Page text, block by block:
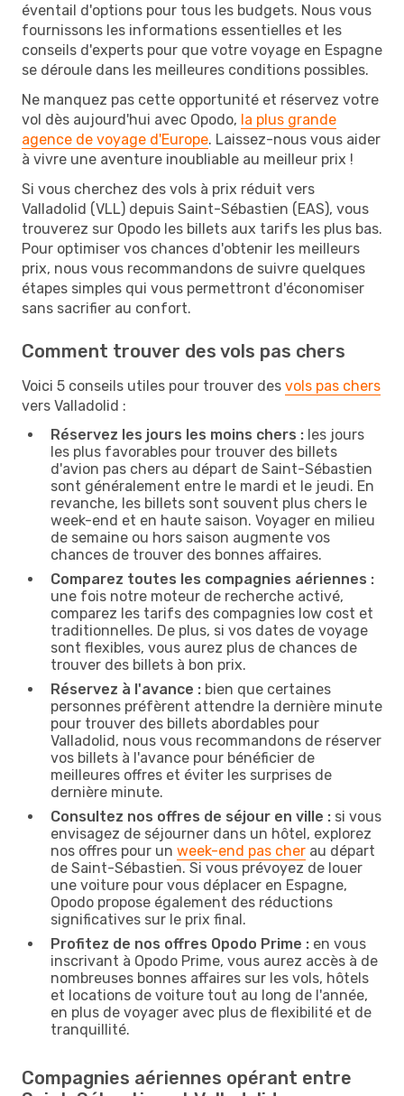
éventail d'options pour tous les budgets. Nous vous
fournissons les informations essentielles et les
conseils d'experts pour que votre voyage en Espagne
se déroule dans les meilleures conditions possibles.
Ne manquez pas cette opportunité et réservez votre
vol dès aujourd'hui avec Opodo, la plus grande
agence de voyage d'Europe. Laissez-nous vous aider
à vivre une aventure inoubliable au meilleur prix !
Si vous cherchez des vols à prix réduit vers
Valladolid (VLL) depuis Saint-Sébastien (EAS), vous
trouverez sur Opodo les billets aux tarifs les plus bas.
Pour optimiser vos chances d'obtenir les meilleurs
prix, nous vous recommandons de suivre quelques
étapes simples qui vous permettront d'économiser
sans sacrifier au confort.
Comment trouver des vols pas chers
Voici 5 conseils utiles pour trouver des vols pas chers
vers Valladolid :
Réservez les jours les moins chers : les jours
les plus favorables pour trouver des billets
d'avion pas chers au départ de Saint-Sébastien
sont généralement entre le mardi et le jeudi. En
revanche, les billets sont souvent plus chers le
week-end et en haute saison. Voyager en milieu
de semaine ou hors saison augmente vos
chances de trouver des bonnes affaires.
Comparez toutes les compagnies aériennes :
une fois notre moteur de recherche activé,
comparez les tarifs des compagnies low cost et
traditionnelles. De plus, si vos dates de voyage
sont flexibles, vous aurez plus de chances de
trouver des billets à bon prix.
Réservez à l'avance : bien que certaines
personnes préfèrent attendre la dernière minute
pour trouver des billets abordables pour
Valladolid, nous vous recommandons de réserver
vos billets à l'avance pour bénéficier de
meilleures offres et éviter les surprises de
dernière minute.
Consultez nos offres de séjour en ville : si vous
envisagez de séjourner dans un hôtel, explorez
nos offres pour un week-end pas cher au départ
de Saint-Sébastien. Si vous prévoyez de louer
une voiture pour vous déplacer en Espagne,
Opodo propose également des réductions
significatives sur le prix final.
Profitez de nos offres Opodo Prime : en vous
inscrivant à Opodo Prime, vous aurez accès à de
nombreuses bonnes affaires sur les vols, hôtels
et locations de voiture tout au long de l'année,
en plus de voyager avec plus de flexibilité et de
tranquillité.
Compagnies aériennes opérant entre